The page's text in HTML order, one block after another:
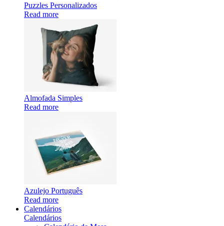
Puzzles Personalizados
Read more
Almofada Simples
Read more
Azulejo Português
Read more
Calendários
Calendários